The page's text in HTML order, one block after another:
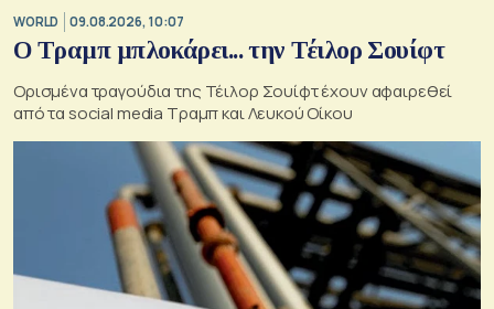
WORLD 09.08.2026, 10:07
Ο Τραμπ μπλοκάρει... την Τέιλορ Σουίφτ
Ορισμένα τραγούδια της Τέιλορ Σουίφτ έχουν αφαιρεθεί
από τα social media Τραμπ και Λευκού Οίκου